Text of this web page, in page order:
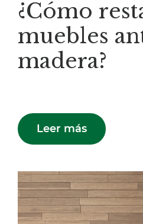
¿Cómo
muebles
madera?
Leer más